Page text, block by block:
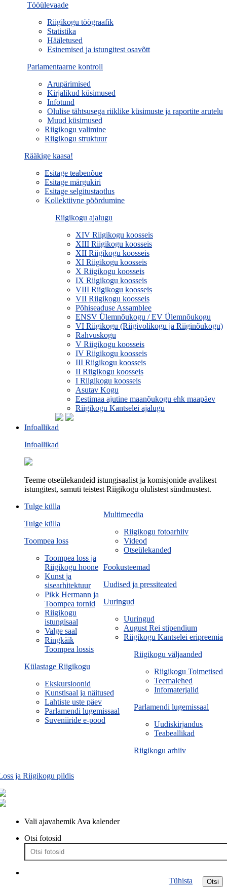
Tööülevaade
Riigikogu töögraafik
Statistika
Hääletused
Esinemised ja istungitest osavõtt
Parlamentaarne kontroll
Arupärimised
Kirjalikud küsimused
Infotund
Olulise tähtsusega riiklike küsimuste ja raportite arutelu
Muud küsimused
Riigikogu valimine
Riigikogu struktuur
Rääkige kaasa!
Esitage teabenõue
Esitage märgukiri
Esitage selgitustaotlus
Kollektiivne pöördumine
Riigikogu ajalugu
XIV Riigikogu koosseis
XIII Riigikogu koosseis
XII Riigikogu koosseis
XI Riigikogu koosseis
X Riigikogu koosseis
IX Riigikogu koosseis
VIII Riigikogu koosseis
VII Riigikogu koosseis
Põhiseaduse Assamblee
ENSV Ülemnõukogu / EV Ülemnõukogu
VI Riigikogu (Riigivolikogu ja Riiginõukogu)
Rahvuskogu
V Riigikogu koosseis
IV Riigikogu koosseis
III Riigikogu koosseis
II Riigikogu koosseis
I Riigikogu koosseis
Asutav Kogu
Eestimaa ajutine maanõukogu ehk maapäev
Riigikogu Kantselei ajalugu
Infoallikad
Infoallikad
Teeme otseülekandeid istungisaalist ja komisjonide avalikest
istungitest, samuti teistest Riigikogu olulistest sündmustest.
Multimeedia
Riigikogu fotoarhiiv
Videod
Otseülekanded
Fookusteemad
Uudised ja pressiteated
Uuringud
Uuringud
August Rei stipendium
Riigikogu Kantselei eripreemia
Riigikogu väljaanded
Riigikogu Toimetised
Teemalehed
Infomaterjalid
Parlamendi lugemissaal
Uudiskirjandus
Teabeallikad
Riigikogu arhiiv
Tulge külla
Tulge külla
Toompea loss
Toompea loss ja
Riigikogu hoone
Kunst ja
sisearhitektuur
Pikk Hermann ja
Toompea tornid
Riigikogu
istungisaal
Valge saal
Ringkäik
Toompea lossis
Külastage Riigikogu
Ekskursioonid
Kunstisaal ja näitused
Lahtiste uste päev
Parlamendi lugemissaal
Suveniiride e-pood
ja Riigikogu pildis
Vali ajavahemik Ava kalender
Otsi fotosid
Otsi
Tühista